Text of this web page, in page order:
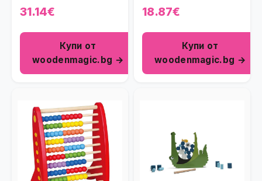
мишени
31.14€
Купи от
woodenmagic.bg →
Viga toys
18.87€
Купи от
woodenmagic.bg →